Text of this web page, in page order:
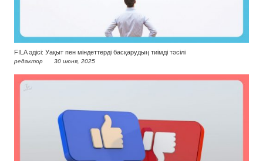
FILA әдісі: Уақыт пен міндеттерді басқарудың тиімді тәсілі
редактор 30 июня, 2025